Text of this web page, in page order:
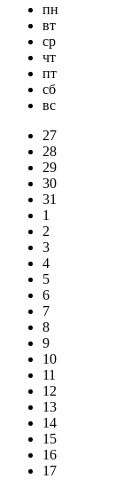
пн
вт
ср
чт
пт
сб
вс
27
28
29
30
31
1
2
3
4
5
6
7
8
9
10
11
12
13
14
15
16
17